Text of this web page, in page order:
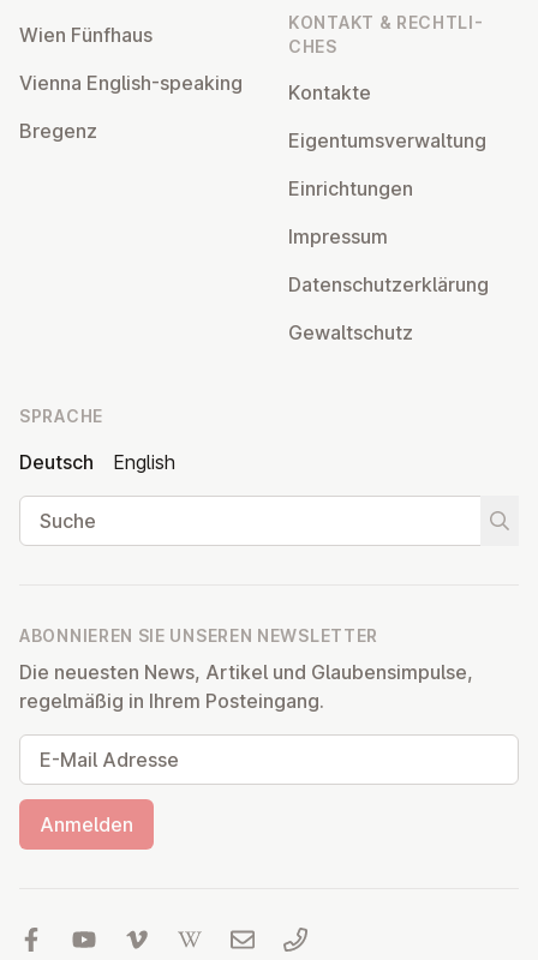
Wien Fünfhaus
Vienna English-speaking
Bregenz
KONTAKT & RECHT­LI­
CHES
Kontakte
Ei­gen­tums­ver­wal­tung
Ein­rich­tun­gen
Impressum
Da­ten­schutz­er­klä­rung
Ge­walt­schutz
SPRACHE
Deutsch
English
Suche
ABONNIEREN SIE UNSEREN NEWSLETTER
Die neuesten News, Artikel und Glaubensimpulse,
regelmäßig in Ihrem Posteingang.
E-Mail Adresse
Anmelden